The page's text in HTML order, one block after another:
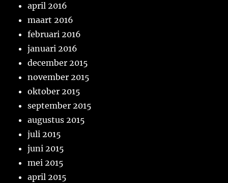
april 2016
maart 2016
februari 2016
januari 2016
december 2015
november 2015
oktober 2015
september 2015
augustus 2015
juli 2015
juni 2015
mei 2015
april 2015